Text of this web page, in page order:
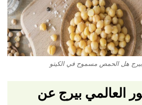
بيرج هل الحمص مسموح في الكيتو
العالمي بيرج عن